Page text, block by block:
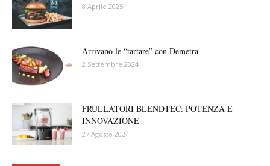
8 Aprile 2025
Arrivano le “tartare” con Demetra
2 Settembre 2024
FRULLATORI BLENDTEC: POTENZA E
INNOVAZIONE
27 Agosto 2024